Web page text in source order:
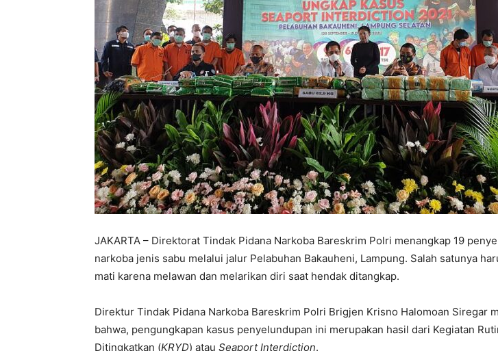
JAKARTA – Direktorat Tindak Pidana Narkoba Bareskrim Polri menangkap 19
narkoba jenis sabu melalui jalur Pelabuhan Bakauheni, Lampung. Salah satunya
mati karena melawan dan melarikan diri saat hendak ditangkap.
Direktur Tindak Pidana Narkoba Bareskrim Polri Brigjen Krisno Halomoan Siregar
bahwa, pengungkapan kasus penyelundupan ini merupakan hasil dari Kegiatan
Ditingkatkan (KRYD) atau Seaport Interdiction.